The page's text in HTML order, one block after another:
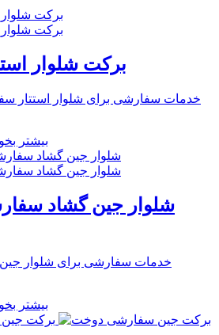
برکت شلوار
شلوار جین گشاد